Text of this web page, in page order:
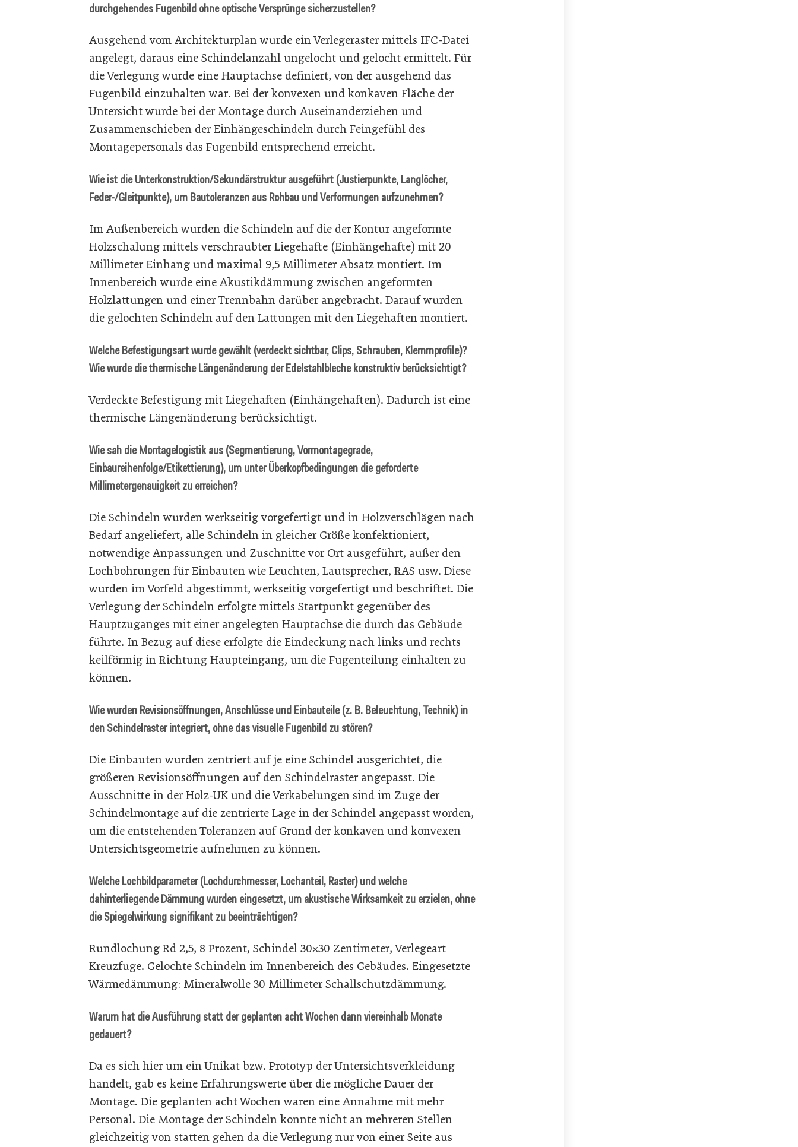
durchgehendes Fugenbild ohne optische Versprünge sicherzustellen?
Ausgehend vom Architekturplan wurde ein Verlegeraster mittels IFC-Datei
angelegt, daraus eine Schindelanzahl ungelocht und gelocht ermittelt. Für
die Verlegung wurde eine Hauptachse definiert, von der ausgehend das
Fugenbild einzuhalten war. Bei der konvexen und konkaven Fläche der
Untersicht wurde bei der Montage durch Auseinanderziehen und
Zusammenschieben der Einhängeschindeln durch Feingefühl des
Montagepersonals das Fugenbild entsprechend erreicht.
Wie ist die Unterkonstruktion/Sekundärstruktur ausgeführt (Justierpunkte, Langlöcher,
Feder-/Gleitpunkte), um Bautoleranzen aus Rohbau und Verformungen aufzunehmen?
Im Außenbereich wurden die Schindeln auf die der Kontur angeformte
Holzschalung mittels verschraubter Liegehafte (Einhängehafte) mit 20
Millimeter Einhang und maximal 9,5 Millimeter Absatz montiert. Im
Innenbereich wurde eine Akustikdämmung zwischen angeformten
Holzlattungen und einer Trennbahn darüber angebracht. Darauf wurden
die gelochten Schindeln auf den Lattungen mit den Liegehaften montiert.
Welche Befestigungsart wurde gewählt (verdeckt sichtbar, Clips, Schrauben, Klemmprofile)?
Wie wurde die thermische Längenänderung der Edelstahlbleche konstruktiv berücksichtigt?
Verdeckte Befestigung mit Liegehaften (Einhängehaften). Dadurch ist eine
thermische Längenänderung berücksichtigt.
Wie sah die Montagelogistik aus (Segmentierung, Vormontagegrade,
Einbaureihenfolge/Etikettierung), um unter Überkopfbedingungen die geforderte
Millimetergenauigkeit zu erreichen?
Die Schindeln wurden werkseitig vorgefertigt und in Holzverschlägen nach
Bedarf angeliefert, alle Schindeln in gleicher Größe konfektioniert,
notwendige Anpassungen und Zuschnitte vor Ort ausgeführt, außer den
Lochbohrungen für Einbauten wie Leuchten, Lautsprecher, RAS usw. Diese
wurden im Vorfeld abgestimmt, werkseitig vorgefertigt und beschriftet. Die
Verlegung der Schindeln erfolgte mittels Startpunkt gegenüber des
Hauptzuganges mit einer angelegten Hauptachse die durch das Gebäude
führte. In Bezug auf diese erfolgte die Eindeckung nach links und rechts
keilförmig in Richtung Haupteingang, um die Fugenteilung einhalten zu
können.
Wie wurden Revisionsöffnungen, Anschlüsse und Einbauteile (z. B. Beleuchtung, Technik) in
den Schindelraster integriert, ohne das visuelle Fugenbild zu stören?
Die Einbauten wurden zentriert auf je eine Schindel ausgerichtet, die
größeren Revisionsöffnungen auf den Schindelraster angepasst. Die
Ausschnitte in der Holz-UK und die Verkabelungen sind im Zuge der
Schindelmontage auf die zentrierte Lage in der Schindel angepasst worden,
um die entstehenden Toleranzen auf Grund der konkaven und konvexen
Untersichtsgeometrie aufnehmen zu können.
Welche Lochbildparameter (Lochdurchmesser, Lochanteil, Raster) und welche
dahinterliegende Dämmung wurden eingesetzt, um akustische Wirksamkeit zu erzielen, ohne
die Spiegelwirkung signifikant zu beeinträchtigen?
Rundlochung Rd 2,5, 8 Prozent, Schindel 30×30 Zentimeter, Verlegeart
Kreuzfuge. Gelochte Schindeln im Innenbereich des Gebäudes. Eingesetzte
Wärmedämmung: Mineralwolle 30 Millimeter Schallschutzdämmung.
Warum hat die Ausführung statt der geplanten acht Wochen dann viereinhalb Monate
gedauert?
Da es sich hier um ein Unikat bzw. Prototyp der Untersichtsverkleidung
handelt, gab es keine Erfahrungswerte über die mögliche Dauer der
Montage. Die geplanten acht Wochen waren eine Annahme mit mehr
Personal. Die Montage der Schindeln konnte nicht an mehreren Stellen
gleichzeitig von statten gehen da die Verlegung nur von einer Seite aus